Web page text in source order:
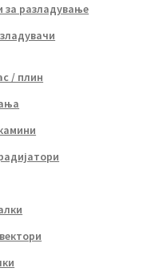
за разладување
/ плин